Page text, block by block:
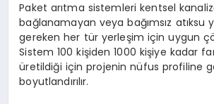
Paket arıtma sistemleri kentsel
bağlanamayan veya bağımsız atıksu
gereken her tür yerleşim için uygun
Sistem 100 kişiden 1000 kişiye kadar
üretildiği için projenin nüfus profiline
boyutlandırılır.